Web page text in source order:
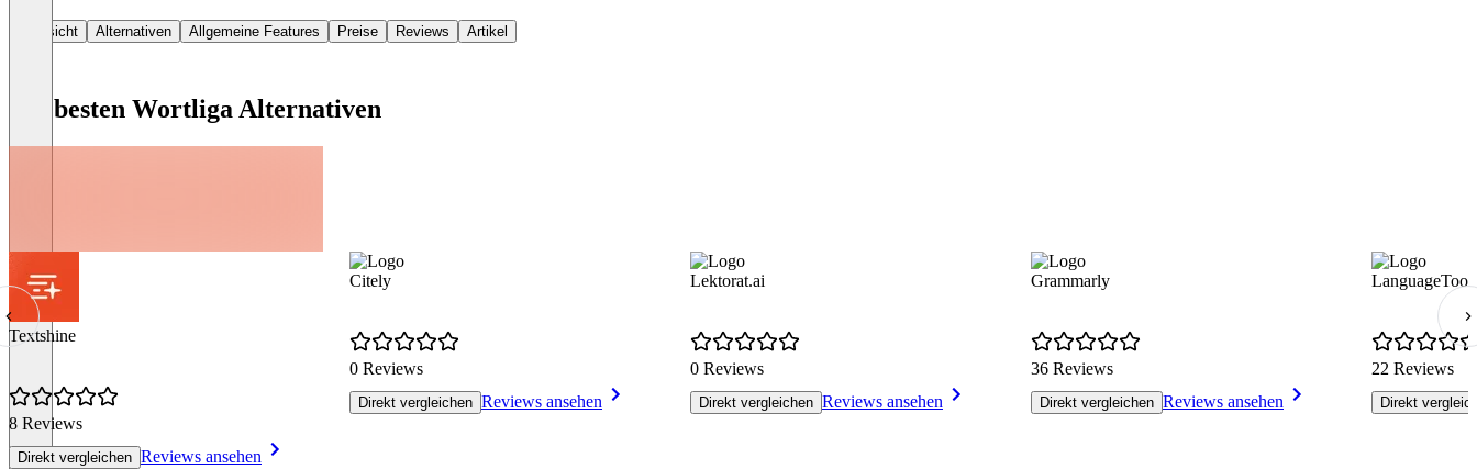
Übersicht Alternativen Allgemeine Features Preise Reviews Artikel
Die besten Wortliga Alternativen
Textshine
8 Reviews
Direkt vergleichen Reviews ansehen
Citely
0 Reviews
Direkt vergleichen Reviews ansehen
Lektorat.ai
0 Reviews
Direkt vergleichen Reviews ansehen
Grammarly
36 Reviews
Direkt vergleichen Reviews ansehen
LanguageTool
22 Reviews
Direkt